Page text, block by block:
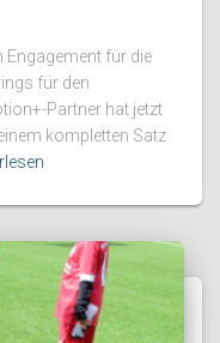
Engagement für die
für den
Partner hat jetzt
kompletten Satz